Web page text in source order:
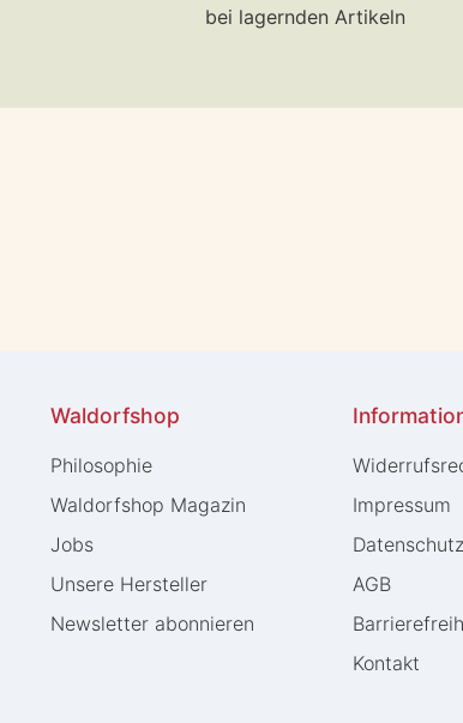
bei lagernden Artikeln
Waldorfshop
Philosophie
Waldorfshop Magazin
Jobs
Unsere Hersteller
Newsletter abonnieren
Impressum
AGB
Kontakt